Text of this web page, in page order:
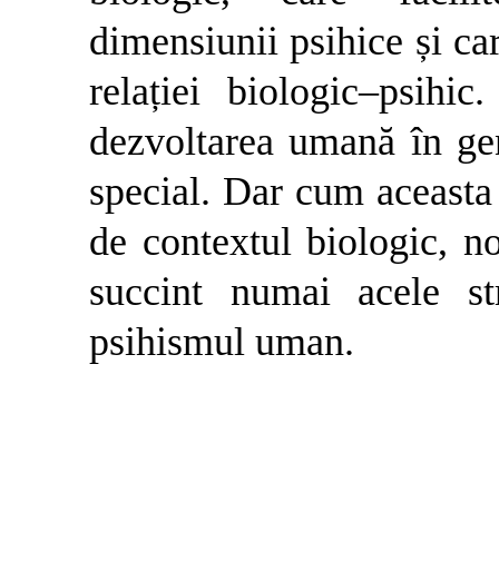
dimensiunii psihice și
relației
dezvoltarea umană în
special. Dar cum
de contextul biologic,
succint numai acele
psihismul uman.